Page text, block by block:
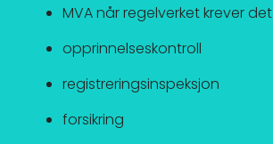
MVA når regelverket krever det
opprinnelseskontroll
registreringsinspeksjon
forsikring